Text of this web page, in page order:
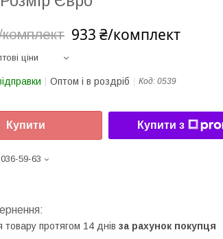
933 ₴/комплект
ціни
Оптом і в роздріб Код: 0539
Купити Купити з
59-63
товару протягом 14 днів за рахунок покупця